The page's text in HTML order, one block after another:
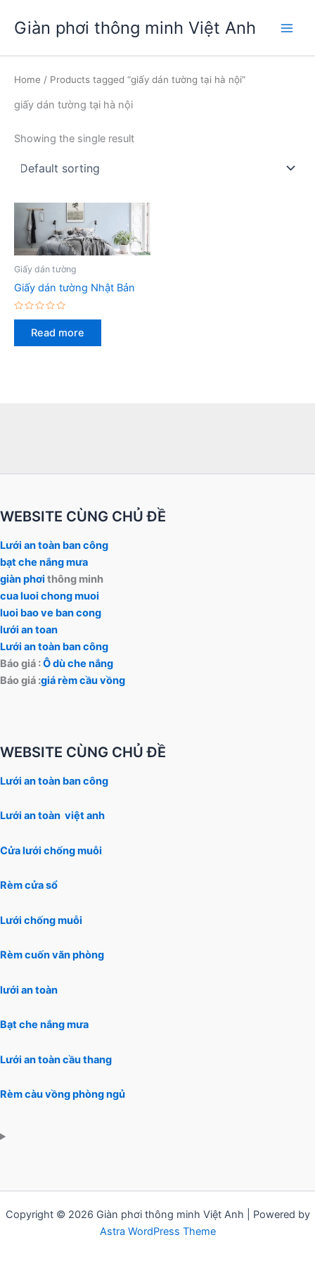
dung
Giàn phơi thông minh Việt Anh
Home / Products tagged “giấy dán tường tại hà nội”
giấy dán tường tại hà nội
Showing the single result
Giấy dán tường
Giấy dán tường Nhật Bản
Rated
Read more
WEBSITE CÙNG CHỦ ĐỀ
Lưới an toàn ban công
bạt che nắng mưa
giàn phơi thông minh
cua luoi chong muoi
luoi bao ve ban cong
lưới an toan
Lưới an toàn ban công
Báo giá :Ô dù che nắng
Báo giá :giá rèm cầu vồng
WEBSITE CÙNG CHỦ ĐỀ
Lưới an toàn ban công
Lưới an toàn việt anh
Cửa lưới chống muỗi
Rèm cửa sổ
Lưới chống muỗi
Rèm cuốn văn phòng
lưới an toàn
Bạt che nắng mưa
Lưới an toàn cầu thang
Rèm càu vồng phòng ngủ
Copyright © 2026 Giàn phơi thông minh Việt Anh | Powered by
Astra WordPress Theme